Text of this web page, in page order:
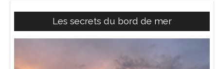
Les secrets du bord de mer